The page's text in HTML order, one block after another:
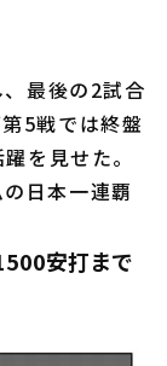
最後の2試合
5戦では終盤
を見せた。
日本一連覇
安打まで